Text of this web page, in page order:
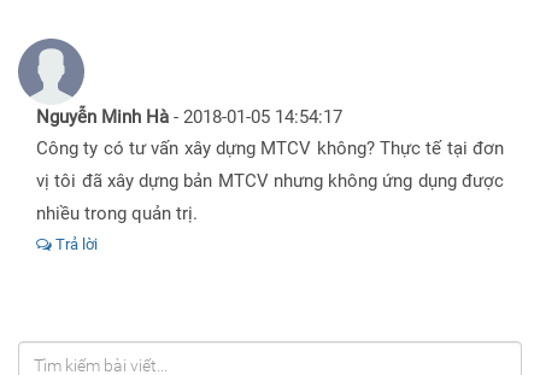
Nguyễn Minh Hà - 2018-01-05 14:54:17
Công ty có tư vấn xây dựng MTCV không? Thực tế tại đơn
vị tôi đã xây dựng bản MTCV nhưng không ứng dụng được
nhiều trong quản trị.
Trả lời